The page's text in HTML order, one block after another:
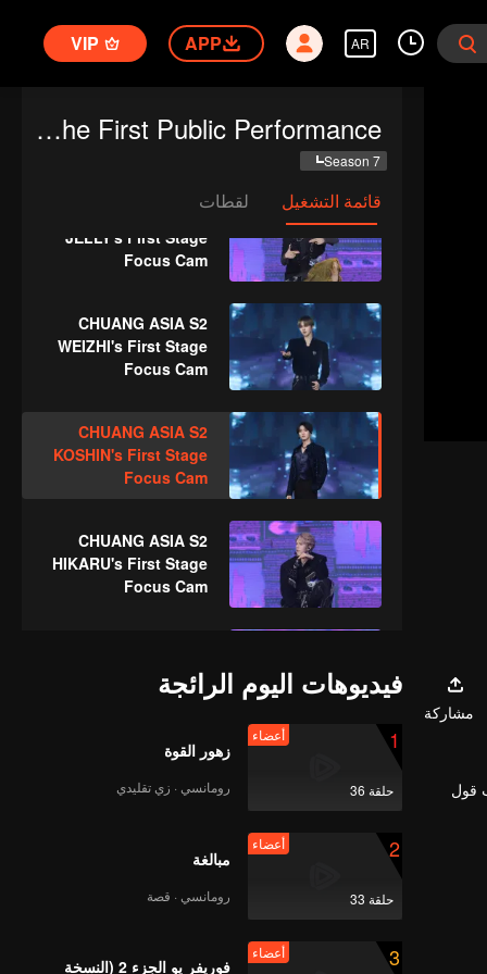
AR
APP
VIP
CHUANG ASIA S2: The First Public Performance
Season 7
قائمة التشغيل لقطات
DONGDONG's First
Stage Focus Cam
IVAN's First Stage
CHUANG ASIA S2
JELLY's First Stage
Focus Cam
CHUANG ASIA S2
WEIZHI's First Stage
Focus Cam
CHUANG ASIA S2
KOSHIN's First Stage
Focus Cam
CHUANG ASIA S2
HIKARU's First Stage
Focus Cam
JIAHAO's First Stage
Focus Cam
CHUANG ASIA S2
DUY's First Stage
CHUANG ASIA S2
DAVID's First Stage
مشاركة
قول
فيديوهات اليوم الرائجة
1
حلقة 36
أعضاء
زهور القوة
رومانسي · زي تقليدي
2
حلقة 33
أعضاء
مبالغة
رومانسي · قصة
3 أعضاء
فوريفر يو الجزء 2 (النسخة